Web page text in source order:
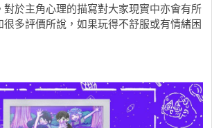
對於主角心理的描寫對大家現實中亦會有所
多評價所說，如果玩得不舒服或有情緒困